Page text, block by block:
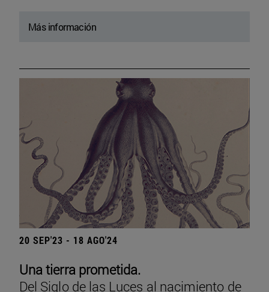
Más información
20 SEP'23 - 18 AGO'24
Una tierra prometida.
Del Siglo de las Luces al nacimiento de